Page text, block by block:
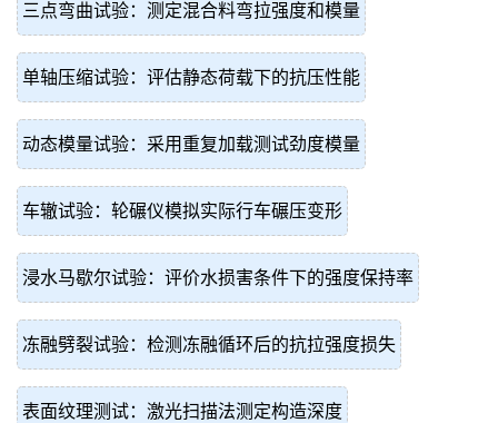
三点弯曲试验：测定混合料弯拉强度和模量
单轴压缩试验：评估静态荷载下的抗压性能
动态模量试验：采用重复加载测试劲度模量
车辙试验：轮碾仪模拟实际行车碾压变形
浸水马歇尔试验：评价水损害条件下的强度保持率
冻融劈裂试验：检测冻融循环后的抗拉强度损失
表面纹理测试：激光扫描法测定构造深度